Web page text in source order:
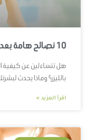
10 نصائح هامة بعد إزالة الشعر بالليزر
هل تتساءلين عن كيفية
بالليزر؟ وماذا يحدث
اقرأ المزيد »